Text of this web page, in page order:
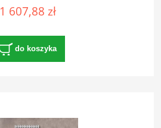
1 607,88 zł
do koszyka